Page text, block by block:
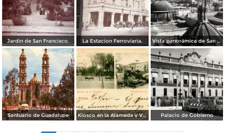
Jardin de San Francisco. La Estacion Ferroviaria. Vista panorámica de San Luis Potosí
Santuario de Guadalupe Kiosco en la Alameda y Vendedores de Frutas Palacio de Gobierno